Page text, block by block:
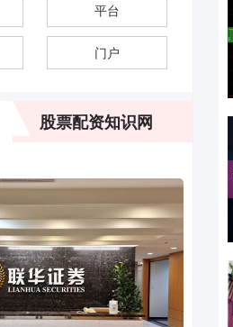
平台
门户
股票配资知识网